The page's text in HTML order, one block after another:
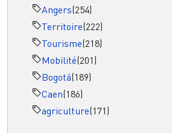
Angers(254)
Territoire(222)
Tourisme(218)
Mobilité(201)
Bogotá(189)
Caen(186)
agriculture(171)